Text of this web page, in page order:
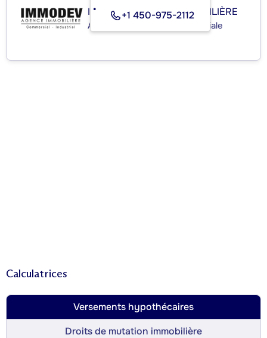
+1 450-975-2112
IMMODEV AGENCE IMMOBILIÈRE
Agence immobilière commerciale
Calculatrices
Versements hypothécaires
Droits de mutation immobilière